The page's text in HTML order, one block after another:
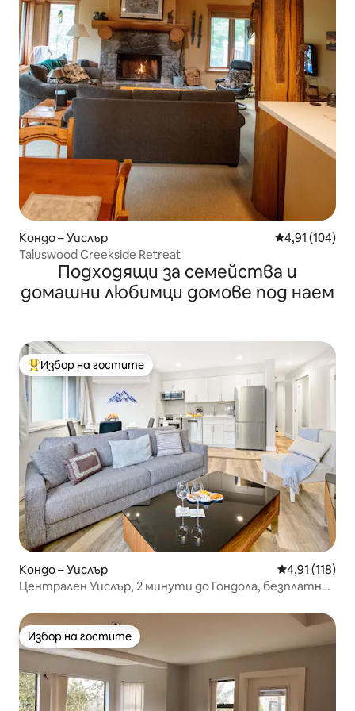
Кондо – Уислър Средна
4,91 (104)
Taluswood Creekside Retreat
Подходящи за семейства и
домашни любимци домове под наем
Най-популярен избор на гостите
Избор на гостите
Кондо – Уислър Средна
4,91 (118)
Централен Уислър, 2 минути до Гондола, безплатно
Избор на гостите
Избор на гостите